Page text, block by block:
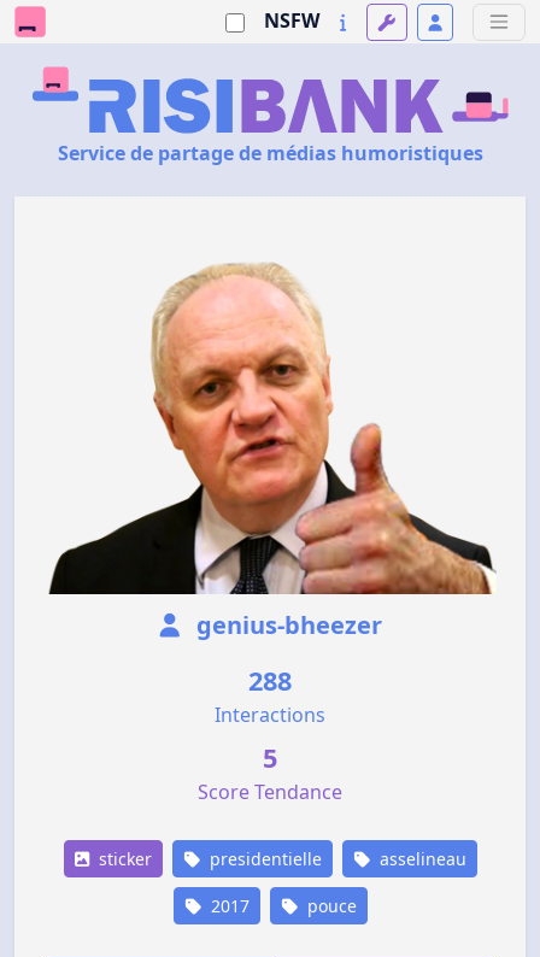
NSFW
Service de partage de médias humoristiques
genius-bheezer
288
Interactions
5
Score Tendance
sticker presidentielle asselineau
2017 pouce